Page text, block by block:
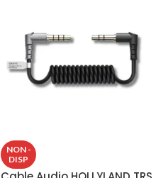
NON -
DISP